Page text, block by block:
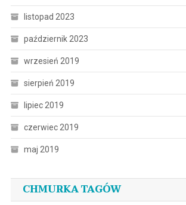
listopad 2023
październik 2023
wrzesień 2019
sierpień 2019
lipiec 2019
czerwiec 2019
maj 2019
CHMURKA TAGÓW